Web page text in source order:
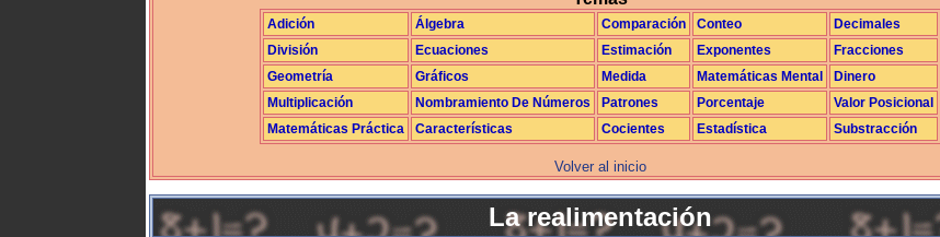
Adición Álgebra Comparación Conteo
Decimales
División
Ecuaciones Estimación Exponentes
Fracciones
Geometría
Gráficos Medida Matemáticas Mental
Dinero
Multiplicación
Nombramiento De Números Patrones Porcentaje
Valor Posicional
Matemáticas Práctica
Características Cocientes Estadística Substracción
Volver al inicio
La realimentación